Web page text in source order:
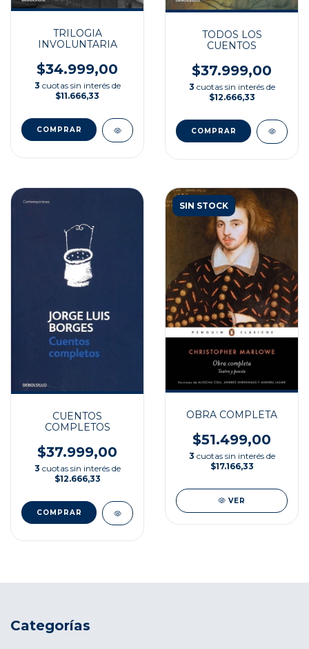
TRILOGIA
INVOLUNTARIA
$34.999,00
3 cuotas sin interés de
$11.666,33
TODOS LOS
CUENTOS
$37.999,00
3 cuotas sin interés de
$12.666,33
CUENTOS
COMPLETOS
$37.999,00
3 cuotas sin interés de
$12.666,33
SIN STOCK
OBRA COMPLETA
$51.499,00
3 cuotas sin interés de
$17.166,33
VER
Categorías